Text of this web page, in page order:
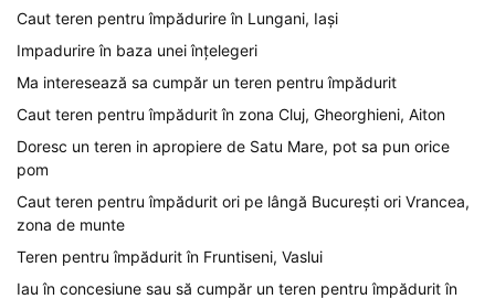
Caut teren pentru împădurire în Lungani, Iași
Impadurire în baza unei înțelegeri
Ma interesează sa cumpăr un teren pentru împădurit
Caut teren pentru împădurit în zona Cluj, Gheorghieni, Aiton
Doresc un teren in apropiere de Satu Mare, pot sa pun orice
pom
Caut teren pentru împădurit ori pe lângă București ori Vrancea,
zona de munte
Teren pentru împădurit în Fruntiseni, Vaslui
Iau în concesiune sau să cumpăr un teren pentru împădurit în